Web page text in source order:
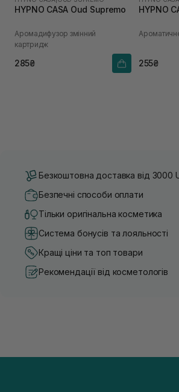
HYPNO CASA Oud Supremo
Аромадифузор змінний
картридж
285₴
HYPNO
255₴
Безкоштовна доставка від 3000
Безпечні способи оплати
Тільки оригінальна косметика
Система бонусів та лояльності
Кращі ціни та топ товари
Рекомендації від косметологів